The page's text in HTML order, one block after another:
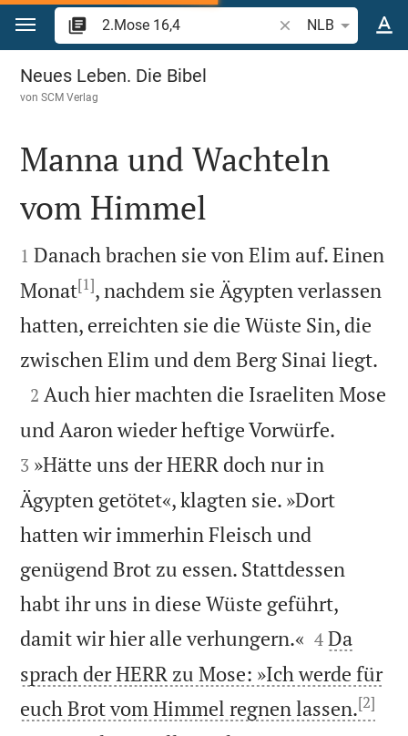
Zum Inhalt springen
Bibelstelle oder
NLB
2.Mose 16
Neues Leben. Die Bibel
vonSCM Verlag

Manna und Wachteln
vom Himmel

1 Danach brachen sie von Elim auf. Einen
Monat[1], nachdem sie Ägypten verlassen
hatten, erreichten sie die Wüste Sin, die
zwischen Elim und dem Berg Sinai liegt.

2 Auch hier machten die Israeliten Mose
und Aaron wieder heftige Vorwürfe.
3 »Hätte uns der HERR doch nur in
Ägypten getötet«, klagten sie. »Dort
hatten wir immerhin Fleisch und
genügend Brot zu essen. Stattdessen
habt ihr uns in diese Wüste geführt,
damit wir hier alle verhungern.« 

4 Da
sprach der HERR zu Mose: »Ich werde für
euch Brot vom Himmel regnen lassen.[2]